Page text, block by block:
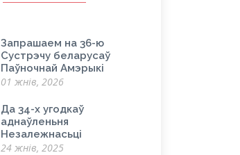
Запрашаем на 36-ю
Сустрэчу беларусаў
Паўночнай Амэрыкі
01 жнів, 2026
Да 34-х угодкаў
аднаўленьня
Незалежнасьці
24 жнів, 2025